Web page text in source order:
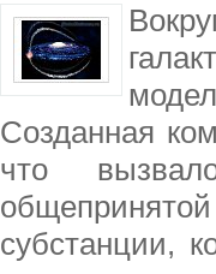
Созданная
что
субстанции,